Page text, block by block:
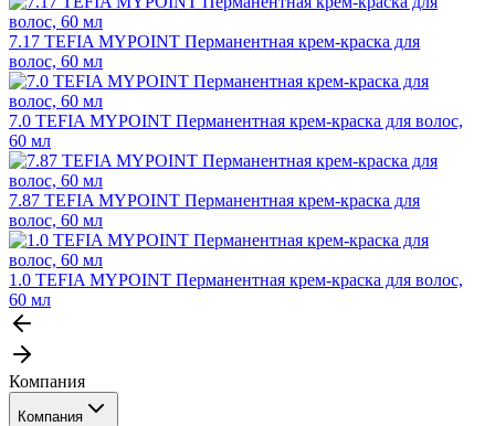
7.17 TEFIA MYPOINT Перманентная крем-краска для
волос, 60 мл
7.0 TEFIA MYPOINT Перманентная крем-краска для волос,
60 мл
7.87 TEFIA MYPOINT Перманентная крем-краска для
волос, 60 мл
1.0 TEFIA MYPOINT Перманентная крем-краска для волос,
60 мл
Компания
Компания